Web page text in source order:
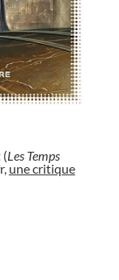
Les Temps
une critique